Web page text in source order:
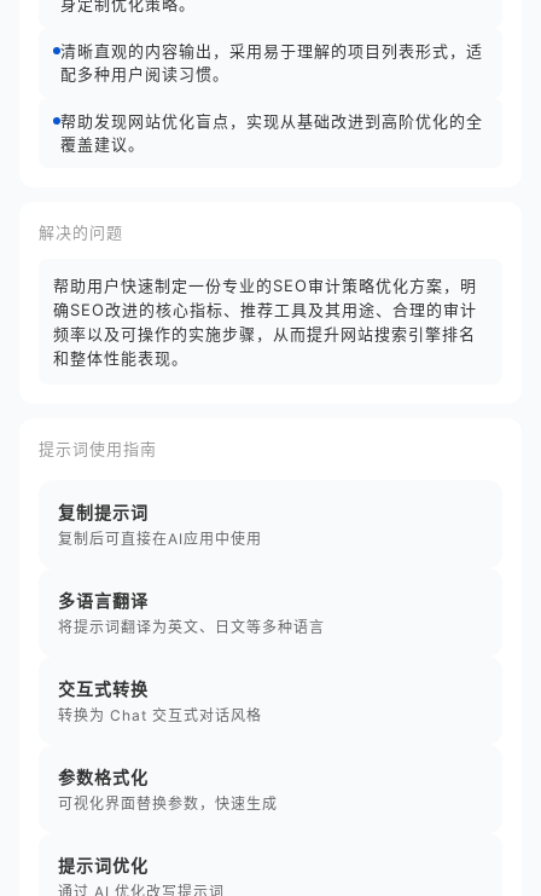
清晰直观的内容输出，采用易于理解的项目列表形式，适
配多种用户阅读习惯。
帮助发现网站优化盲点，实现从基础改进到高阶优化的全
覆盖建议。
解决的问题
帮助用户快速制定一份专业的SEO审计策略优化方案，明
确SEO改进的核心指标、推荐工具及其用途、合理的审计
频率以及可操作的实施步骤，从而提升网站搜索引擎排名
和整体性能表现。
提示词使用指南
复制提示词
复制后可直接在AI应用中使用
多语言翻译
将提示词翻译为英文、日文等多种语言
交互式转换
转换为 Chat 交互式对话风格
参数格式化
可视化界面替换参数，快速生成
提示词优化
通过 AI 优化改写提示词